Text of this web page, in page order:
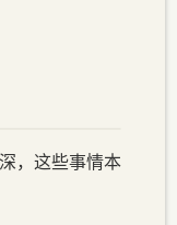
，这些事情本